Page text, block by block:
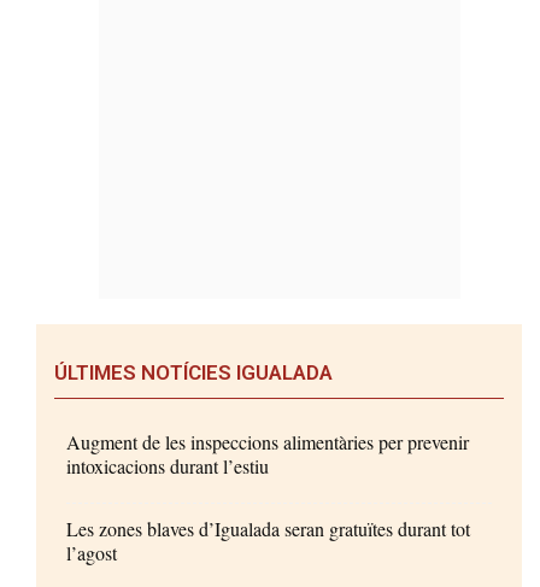
ÚLTIMES NOTÍCIES IGUALADA
Augment de les inspeccions alimentàries per prevenir
intoxicacions durant l’estiu
Les zones blaves d’Igualada seran gratuïtes durant tot
l’agost